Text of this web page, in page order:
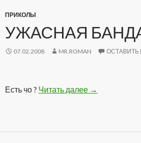
ПРИКОЛЫ
УЖАСНАЯ
07.02.2008 MR.ROMAN
Есть чо ? Читать далее Ужасная банда
→